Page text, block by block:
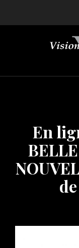
En